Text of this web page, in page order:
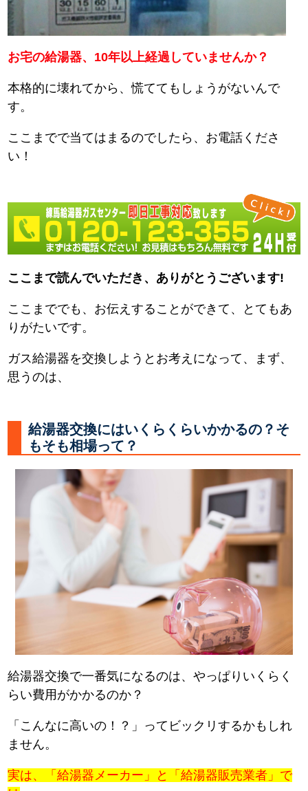
お宅の給湯器、10年以上経過していませんか？
本格的に壊れてから、慌ててもしょうがないんで
す。
ここまでで当てはまるのでしたら、お電話くださ
い！
ここまで読んでいただき、ありがとうございます!
ここまででも、お伝えすることができて、とてもあ
りがたいです。
ガス給湯器を交換しようとお考えになって、まず、
思うのは、
給湯器交換にはいくらくらいかかるの？そ
もそも相場って？
給湯器交換で一番気になるのは、やっぱりいくらく
らい費用がかかるのか？
「こんなに高いの！？」ってビックリするかもしれ
ません。
実は、「給湯器メーカー」と「給湯器販売業者」で